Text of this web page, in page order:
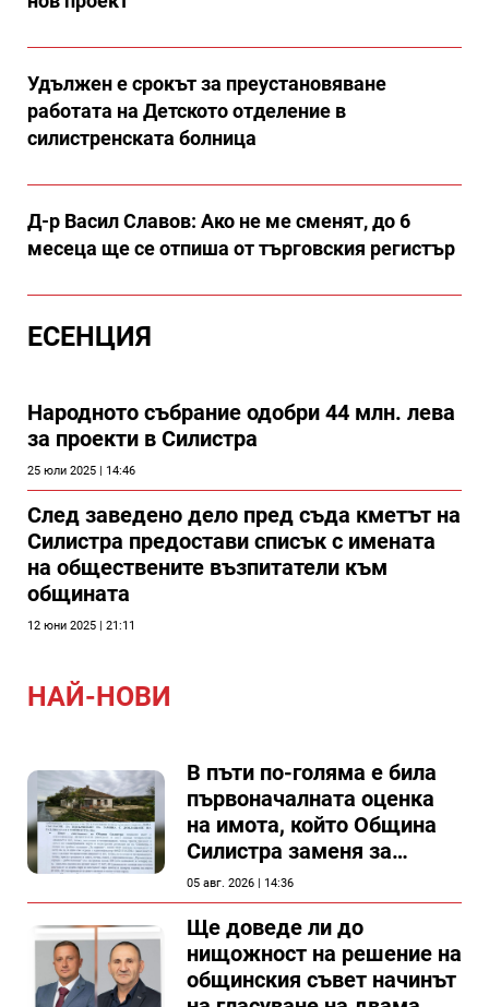
Удължен е срокът за преустановяване
работата на Детското отделение в
силистренската болница
Д-р Васил Славов: Ако не ме сменят, до 6
месеца ще се отпиша от търговския регистър
ЕСЕНЦИЯ
Народното събрание одобри 44 млн. лева
за проекти в Силистра
25 юли 2025 | 14:46
След заведено дело пред съда кметът на
Силистра предостави списък с имената
на обществените възпитатели към
общината
12 юни 2025 | 21:11
НАЙ-НОВИ
В пъти по-голяма е била
първоначалната оценка
на имота, който Община
Силистра заменя за
спирка, показват
документи
05 авг. 2026 | 14:36
Ще доведе ли до
нищожност на решение на
общинския съвет начинът